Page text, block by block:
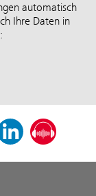
automatisch
Ihre Daten in
Blog
LinkedInPodcast